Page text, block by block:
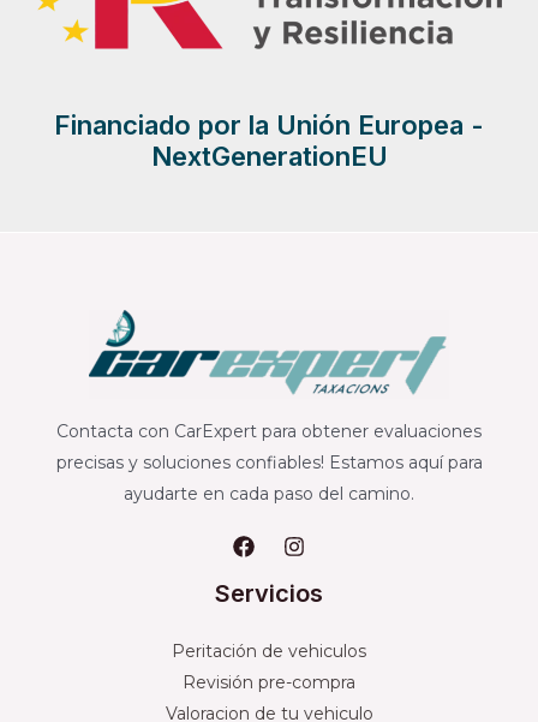
Financiado por la Unión Europea -
NextGenerationEU
Contacta con CarExpert para obtener evaluaciones
precisas y soluciones confiables! Estamos aquí para
ayudarte en cada paso del camino.
Servicios
Peritación de vehiculos
Revisión pre-compra
Valoracion de tu vehiculo